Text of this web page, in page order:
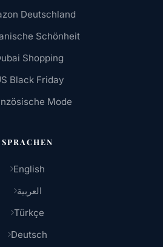
Deutschland
Schönheit
Shopping
Black Friday
Mode
SPRACHEN
English
العربية
Türkçe
Deutsch